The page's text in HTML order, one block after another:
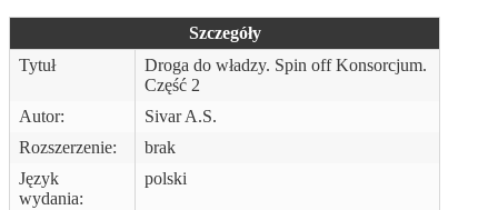
Szczegóły
Tytuł
Droga do władzy. Spin off Konsorcjum.
Część 2
Autor:
Sivar A.S.
Rozszerzenie:
brak
Język
wydania:
polski